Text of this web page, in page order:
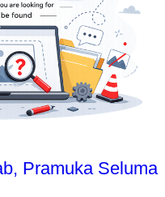
Pramuka Seluma